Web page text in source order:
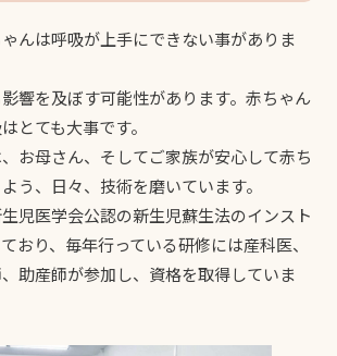
んは呼吸が上手にできない事がありま
響を及ぼす可能性があります。赤ちゃん
とても大事です。
お母さん、そしてご家族が安心して赤ち
う、日々、技術を磨いています。
児医学会公認の新生児蘇生法のインスト
おり、毎年行っている研修には産科医、
助産師が参加し、資格を取得していま